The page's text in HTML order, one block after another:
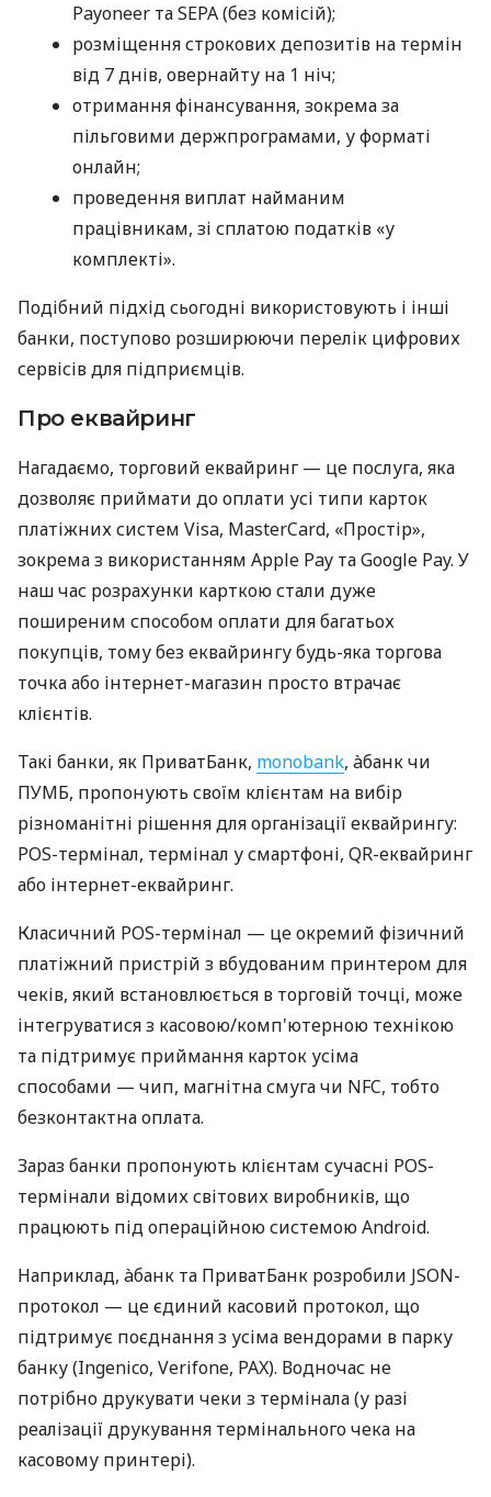
Payoneer та SEPA (без комісій);
розміщення строкових депозитів на термін
від 7 днів, овернайту на 1 ніч;
отримання фінансування, зокрема за
пільговими держпрограмами, у форматі
онлайн;
проведення виплат найманим
працівникам, зі сплатою податків «у
комплекті».
Подібний підхід сьогодні використовують і інші
банки, поступово розширюючи перелік цифрових
сервісів для підприємців.
Про еквайринг
Нагадаємо, торговий еквайринг — це послуга, яка
дозволяє приймати до оплати усі типи карток
платіжних систем Visa, MasterCard, «Простір»,
зокрема з використанням Apple Pay та Google Pay. У
наш час розрахунки карткою стали дуже
поширеним способом оплати для багатьох
покупців, тому без еквайрингу будь-яка торгова
точка або інтернет-магазин просто втрачає
клієнтів.
Такі банки, як ПриватБанк, monobank, àбанк чи
ПУМБ, пропонують своїм клієнтам на вибір
різноманітні рішення для організації еквайрингу:
POS-термінал, термінал у смартфоні, QR-еквайринг
або інтернет-еквайринг.
Класичний POS-термінал — це окремий фізичний
платіжний пристрій з вбудованим принтером для
чеків, який встановлюється в торговій точці, може
інтегруватися з касовою/комп'ютерною технікою
та підтримує приймання карток усіма
способами — чип, магнітна смуга чи NFC, тобто
безконтактна оплата.
Зараз банки пропонують клієнтам сучасні POS-
термінали відомих світових виробників, що
працюють під операційною системою Android.
Наприклад, àбанк та ПриватБанк розробили JSON-
протокол — це єдиний касовий протокол, що
підтримує поєднання з усіма вендорами в парку
банку (Ingenico, Verifone, PAX). Водночас не
потрібно друкувати чеки з термінала (у разі
реалізації друкування термінального чека на
касовому принтері).